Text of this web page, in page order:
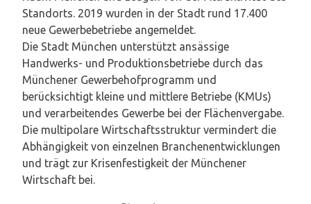
Standorts. 2019 wurden in der Stadt rund 17.400
neue Gewerbebetriebe angemeldet.
Die Stadt München unterstützt ansässige
Handwerks- und Produktionsbetriebe durch das
Münchener Gewerbehofprogramm und
berücksichtigt kleine und mittlere Betriebe (KMUs)
und verarbeitendes Gewerbe bei der Flächenvergabe.
Die multipolare Wirtschaftsstruktur vermindert die
Abhängigkeit von einzelnen Branchenentwicklungen
und trägt zur Krisenfestigkeit der Münchener
Wirtschaft bei.